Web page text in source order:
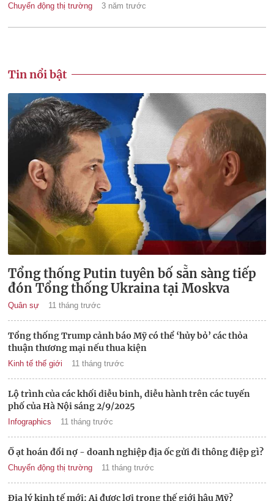
Chuyển động thị trường 3 năm trước
Tin nổi bật
Tổng thống Putin tuyên bố sẵn sàng tiếp
đón Tổng thống Ukraina tại Moskva
Quân sự 11 tháng trước
Tổng thống Trump cảnh báo Mỹ có thể ‘hủy bỏ’ các thỏa
thuận thương mại nếu thua kiện
Kinh tế thế giới 11 tháng trước
Lộ trình của các khối diễu binh, diễu hành trên các tuyến
phố của Hà Nội sáng 2/9/2025
Infographics 11 tháng trước
Ồ ạt hoán đổi nợ - doanh nghiệp địa ốc gửi đi thông điệp gì?
Chuyển động thị trường 11 tháng trước
Địa lý kinh tế mới: Ai được lợi trong thế giới hậu Mỹ?